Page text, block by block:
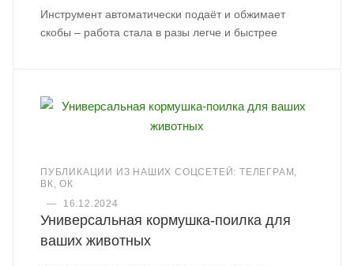
Инструмент автоматически подаёт и обжимает
скобы – работа стала в разы легче и быстрее
ПУБЛИКАЦИИ ИЗ НАШИХ СОЦСЕТЕЙ: ТЕЛЕГРАМ,
ВК, ОК
—
16.12.2024
Универсальная кормушка-поилка для
ваших животных